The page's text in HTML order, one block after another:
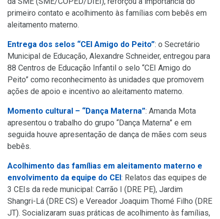
primeiro contato e acolhimento às famílias com bebês em
aleitamento materno.
Entrega dos selos “CEI Amigo do Peito”: o Secretário
Municipal de Educação, Alexandre Schneider, entregou para
88 Centros de Educação Infantil o selo “CEI Amigo do
Peito” como reconhecimento às unidades que promovem
ações de apoio e incentivo ao aleitamento materno.
Momento cultural – “Dança Materna”: Amanda Mota
apresentou o trabalho do grupo “Dança Materna” e em
seguida houve apresentação de dança de mães com seus
bebês.
Acolhimento das famílias em aleitamento materno e
envolvimento da equipe do CEI: Relatos das equipes de
3 CEIs da rede municipal: Carrão I (DRE PE), Jardim
Shangri-Lá (DRE CS) e Vereador Joaquim Thomé Filho (DRE
JT). Socializaram suas práticas de acolhimento às famílias,